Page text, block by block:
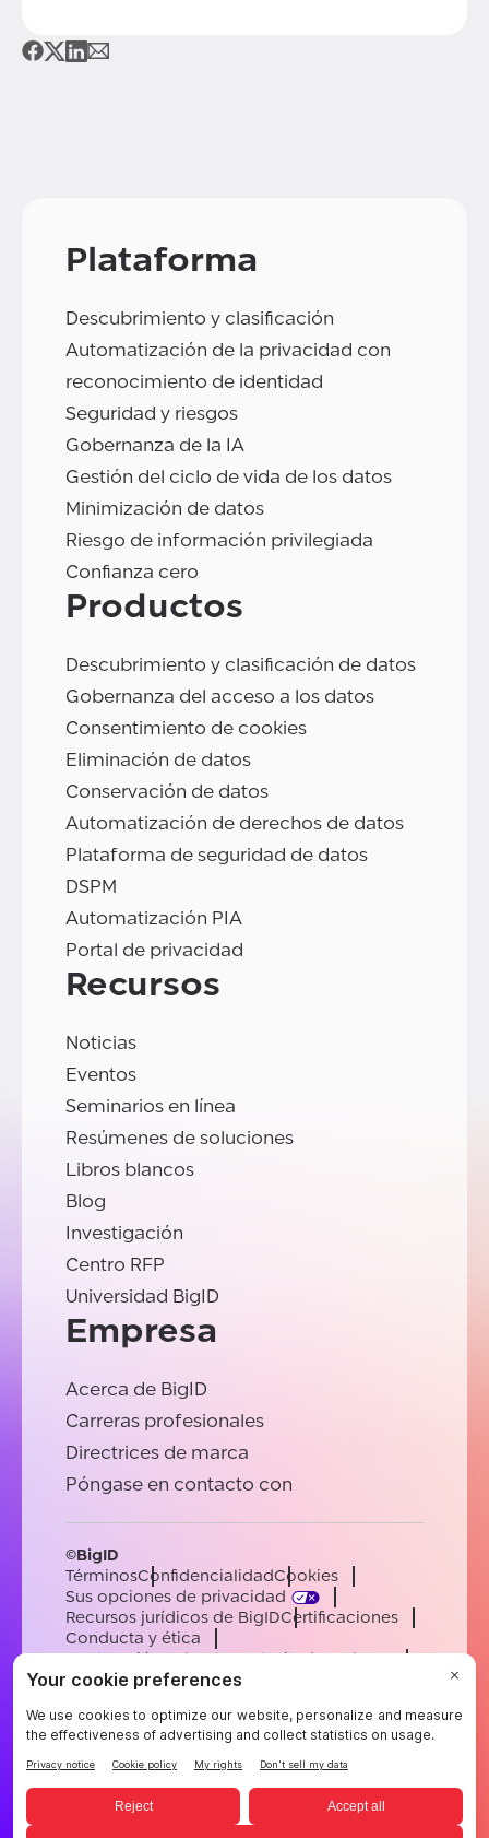
Plataforma
Descubrimiento y clasificación
Automatización de la privacidad con
reconocimiento de identidad
Seguridad y riesgos
Gobernanza de la IA
Gestión del ciclo de vida de los datos
Minimización de datos
Riesgo de información privilegiada
Confianza cero
Productos
Descubrimiento y clasificación de datos
Gobernanza del acceso a los datos
Consentimiento de cookies
Eliminación de datos
Conservación de datos
Automatización de derechos de datos
Plataforma de seguridad de datos
DSPM
Automatización PIA
Portal de privacidad
Recursos
Noticias
Eventos
Seminarios en línea
Resúmenes de soluciones
Libros blancos
Blog
Investigación
Centro RFP
Universidad BigID
Empresa
Acerca de BigID
Carreras profesionales
Directrices de marca
Póngase en contacto con
©BigID
TérminosConfidencialidadCookies
Sus opciones de privacidad
Recursos jurídicos de BigIDCertificaciones
Conducta y ética
Declaración sobre la esclavitud moderna
SubprocesadoresAyuda
EnglishGermanFrenchSpanishPortuguese